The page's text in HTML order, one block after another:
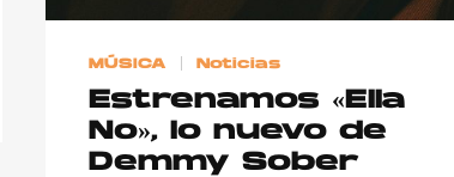
MÚSICA Noticias
Estrenamos «Ella
No», lo nuevo de
Demmy Sober